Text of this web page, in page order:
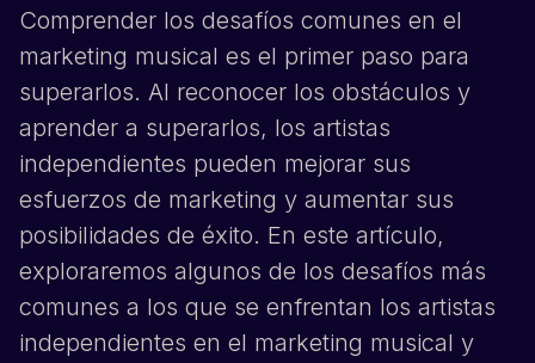
Comprender los desafíos comunes en el
marketing musical es el primer paso para
superarlos. Al reconocer los obstáculos y
aprender a superarlos, los artistas
independientes pueden mejorar sus
esfuerzos de marketing y aumentar sus
posibilidades de éxito. En este artículo,
exploraremos algunos de los desafíos más
comunes a los que se enfrentan los artistas
independientes en el marketing musical y